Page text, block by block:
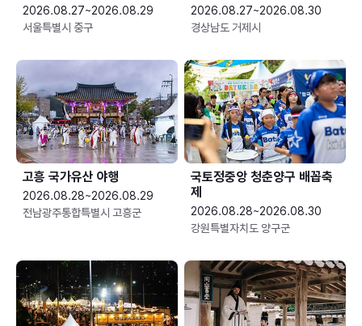
2026.08.27~2026.08.29
서울특별시 중구
2026.08.27~2026.08.30
경상남도 거제시
고흥 국가유산 야행
2026.08.28~2026.08.29
전남광주통합특별시 고흥군
국토정중앙 청춘양구 배꼽축
제
2026.08.28~2026.08.30
강원특별자치도 양구군